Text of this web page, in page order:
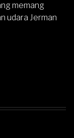
memang
udara Jerman